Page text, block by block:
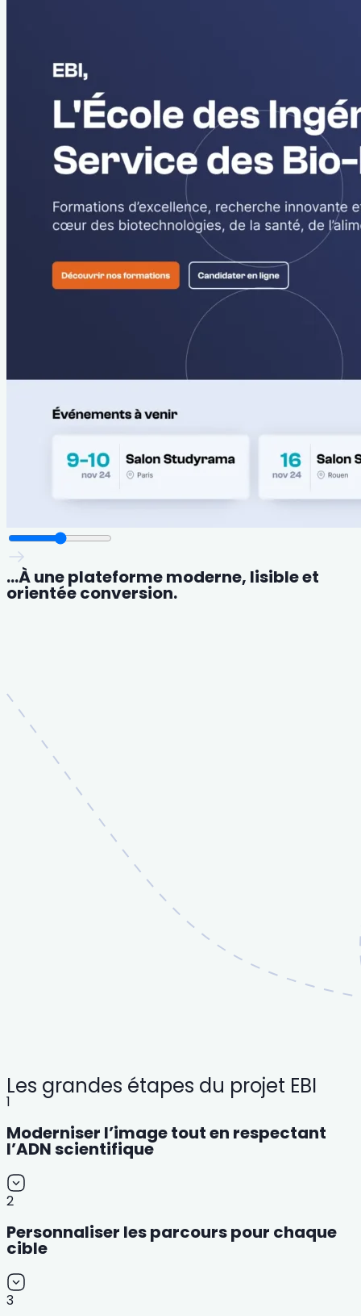
…À une plateforme moderne, lisible et
orientée conversion.
Les grandes étapes du projet EBI
1
Moderniser l’image tout en respectant
l’ADN scientifique
2
Personnaliser les parcours pour chaque
cible
3